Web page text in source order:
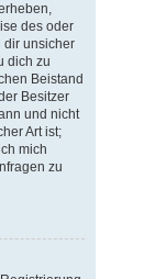
des oder
dir unsicher
dich zu
Beistand
Besitzer
und nicht
Art ist;
mich
zu